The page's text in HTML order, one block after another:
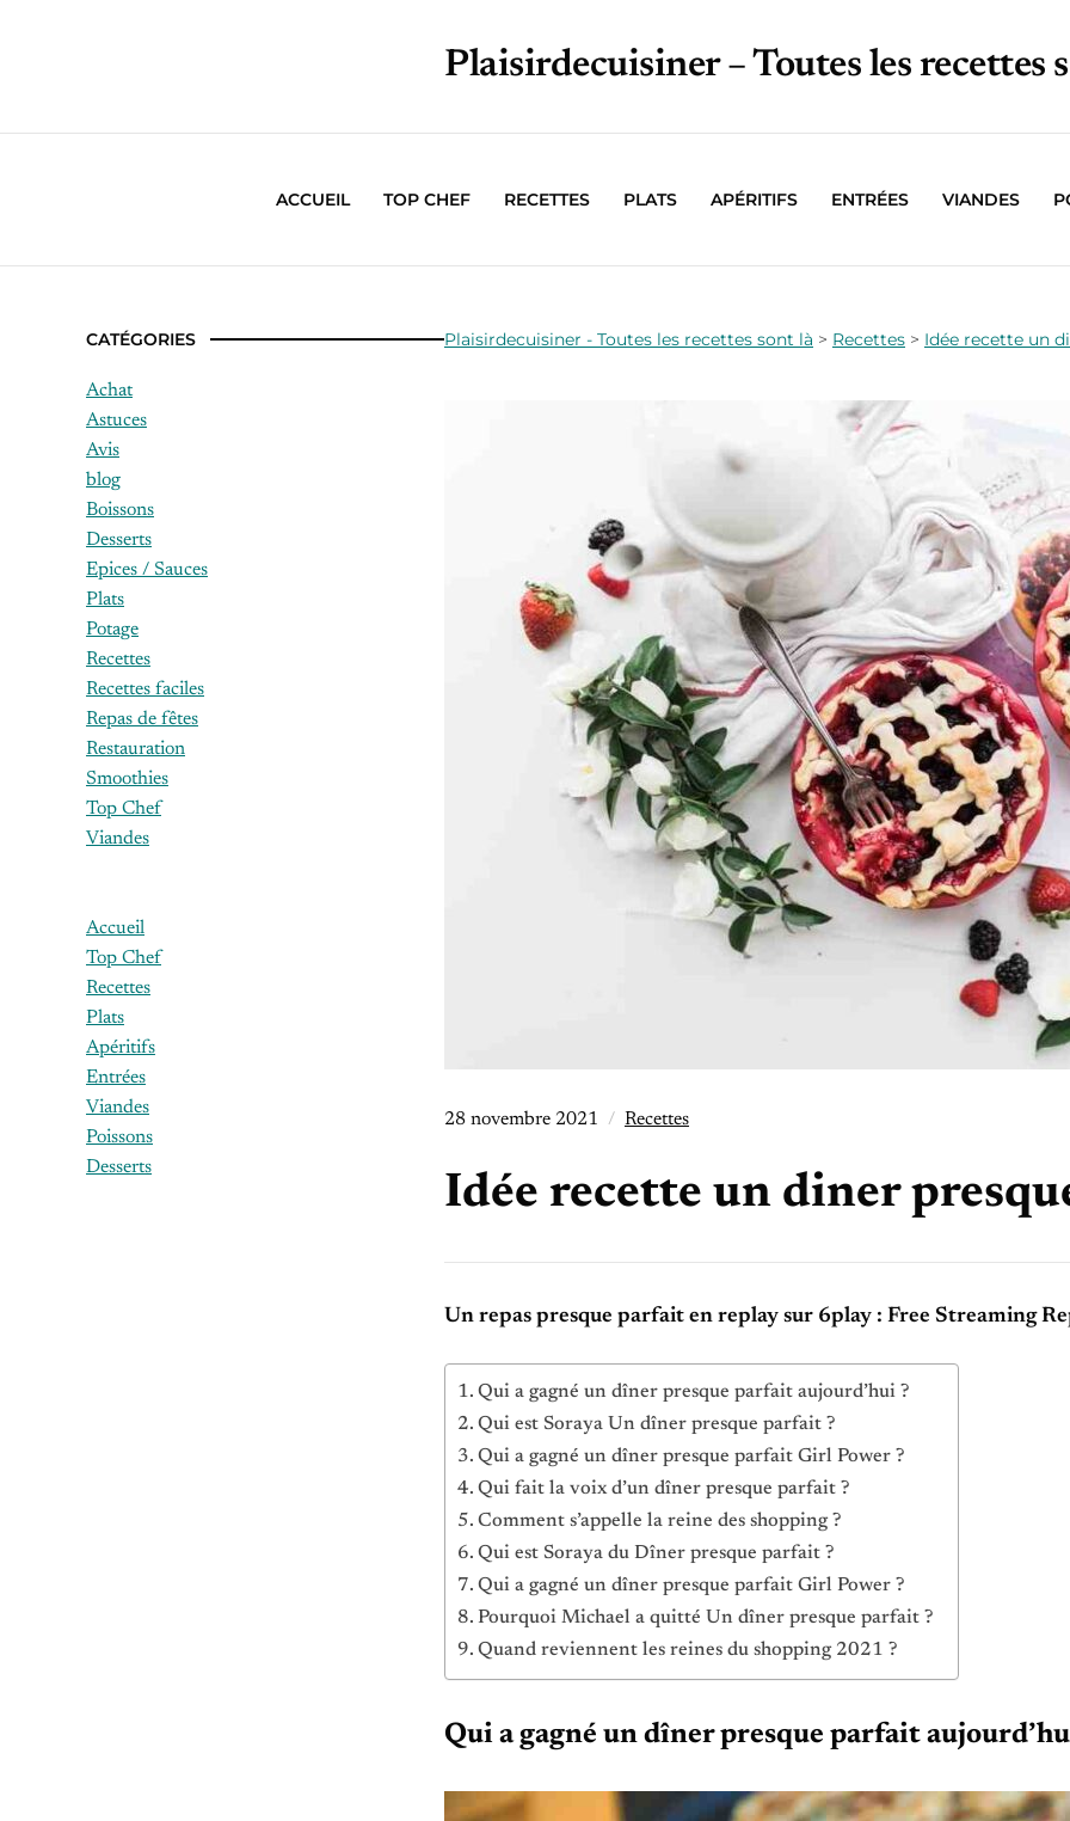
Plaisirdecuisiner – Toutes les recettes
ACCUEIL TOP CHEF RECETTES PLATS APÉRITIFS ENTRÉES VIANDES
Plaisirdecuisiner - Toutes les recettes sont là > Recettes > Idée recette un
28 novembre 2021 Recettes
Idée recette un diner
Un repas presque parfait en replay sur 6play : Free Streaming
Qui a gagné un dîner presque parfait aujourd’hui ?
Qui est Soraya Un dîner presque parfait ?
Qui a gagné un dîner presque parfait Girl Power ?
Qui fait la voix d’un dîner presque parfait ?
Comment s’appelle la reine des shopping ?
Qui est Soraya du Dîner presque parfait ?
Qui a gagné un dîner presque parfait Girl Power ?
Pourquoi Michael a quitté Un dîner presque parfait ?
Quand reviennent les reines du shopping 2021 ?
Qui a gagné un dîner presque parfait
CATÉGORIES
Achat
Astuces
Avis
blog
Boissons
Desserts
Epices / Sauces
Plats
Potage
Recettes
Recettes faciles
Repas de fêtes
Restauration
Smoothies
Top Chef
Viandes
Accueil
Top Chef
Recettes
Plats
Apéritifs
Entrées
Viandes
Poissons
Desserts